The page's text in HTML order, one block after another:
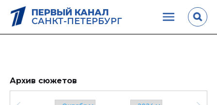
ПЕРВЫЙ КАНАЛ
САНКТ-ПЕТЕРБУРГ
Архив сюжетов